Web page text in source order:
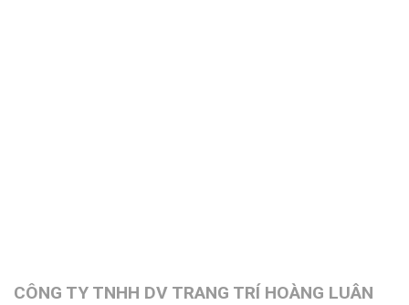
CÔNG TY TNHH DV TRANG TRÍ HOÀNG LUÂN